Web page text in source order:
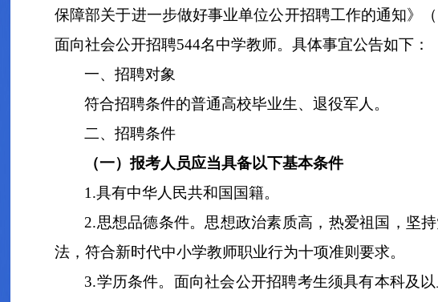
保障部关于进一步做好事业单位公开招聘工作的通知》
面向社会公开招聘544名中学教师。具体事宜公告如下：
一、招聘对象
符合招聘条件的普通高校毕业生、退役军人 。
二、招聘条件
（一）报考人员应当具备以下基本条件
1.具有中华人民共和国国籍。
2.思想品德条件。 思想政治素质高，热爱祖国，坚
法，符合新时代中小学教师职业行为十项准则要求。
3.学历条件。 面向社会公开招聘考生须具有本科及以